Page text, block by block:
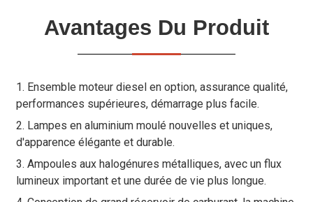
Avantages Du Produit
1. Ensemble moteur diesel en option, assurance qualité,
performances supérieures, démarrage plus facile.
2. Lampes en aluminium moulé nouvelles et uniques,
d'apparence élégante et durable.
3. Ampoules aux halogénures métalliques, avec un flux
lumineux important et une durée de vie plus longue.